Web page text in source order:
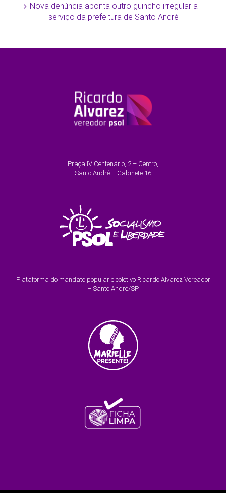
Nova denúncia aponta outro guincho irregular a
serviço da prefeitura de Santo André
Praça IV Centenário, 2 – Centro,
Santo André – Gabinete 16
Plataforma do mandato popular e coletivo Ricardo Alvarez Vereador
– Santo André/SP